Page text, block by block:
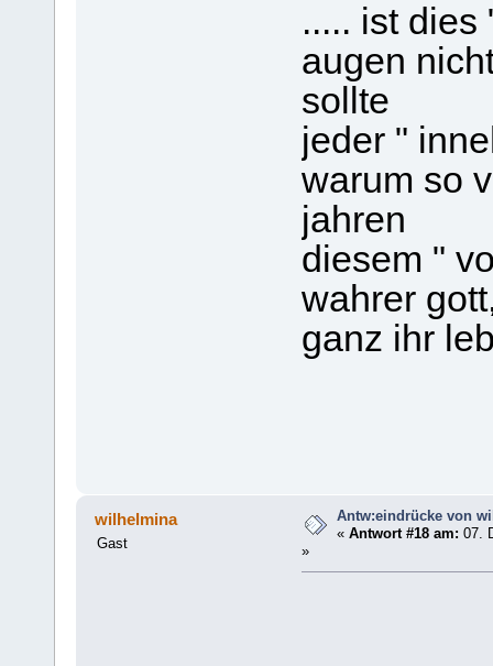
..... ist dies
augen
sollte
jeder "
warum so
jahren
diesem "
wahrer
ganz ihr
wilhelmina
Gast
Antw:eindrücke von
«Antwort #18 am: 07.
»